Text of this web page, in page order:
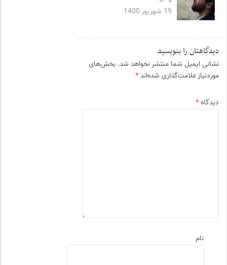
19 شهریور 1400
دیدگاهتان را بنویسید
نشانی ایمیل شما منتشر نخواهد شد. بخش‌های
موردنیاز علامت‌گذاری شده‌اند*
دیدگاه*
نام